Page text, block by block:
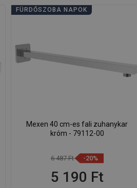
FÜRDŐSZOBA NAPOK
Mexen 40 cm-es fali zuhanykar
króm - 79112-00
6 487 Ft -20%
5 190 Ft